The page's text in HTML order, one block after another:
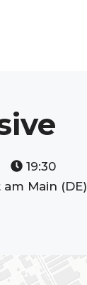
19:30
Main (DE)